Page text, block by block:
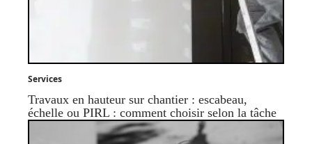
Services
Travaux en hauteur sur chantier : escabeau,
échelle ou PIRL : comment choisir selon la tâche